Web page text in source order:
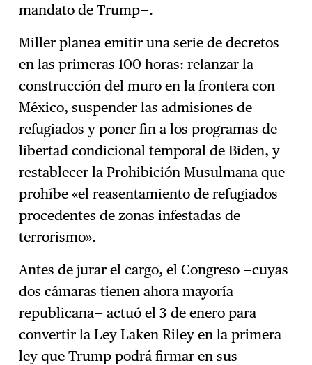
mandato de Trump—.
Miller planea emitir una serie de decretos
en las primeras 100 horas: relanzar la
construcción del muro en la frontera con
México, suspender las admisiones de
refugiados y poner fin a los programas de
libertad condicional temporal de Biden, y
restablecer la Prohibición Musulmana que
prohíbe «el reasentamiento de refugiados
procedentes de zonas infestadas de
terrorismo».
Antes de jurar el cargo, el Congreso —cuyas
dos cámaras tienen ahora mayoría
republicana— actuó el 3 de enero para
convertir la Ley Laken Riley en la primera
ley que Trump podrá firmar en sus